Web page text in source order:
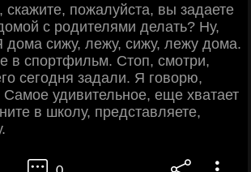
скажите, пожалуйста, вы задаете
с родителями делать? Ну,
дома сижу, лежу, сижу, лежу дома.
в спортфильм. Стоп, смотри,
сегодня задали. Я говорю,
удивительное, еще хватает
в школу, представляете,